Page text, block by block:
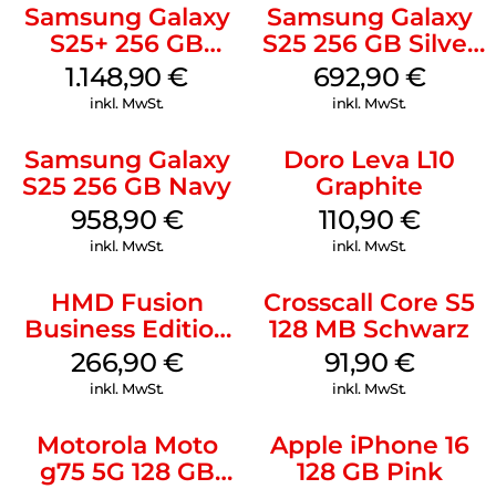
Samsung Galaxy
S25+ 256 GB
Icyblue
1.148,90€
inkl. MwSt.
Samsung Galaxy
S25 256 GB Silver
Shadow
692,90 €
inkl. MwSt.
Samsung Galaxy
S25 256 GB Navy
958,90 €
inkl. MwSt.
Doro Leva L10
Graphite
110,90 €
inkl. MwSt.
HMD Fusion
Business Edition
256 GB Grey
266,90 €
inkl. MwSt.
Crosscall Core S5
128 MB Schwarz
91,90 €
inkl. MwSt.
Motorola Moto
g75 5G 128 GB
Apple iPhone 16
128 GB Pink